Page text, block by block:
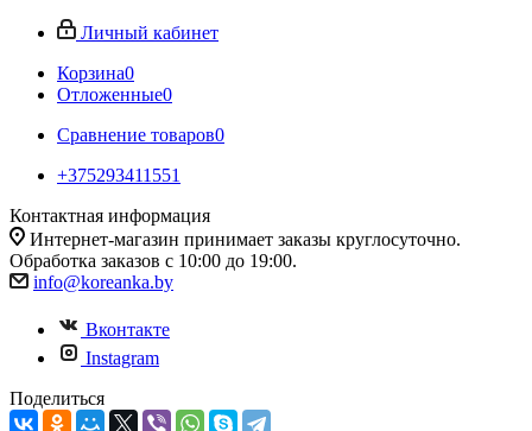
Личный кабинет
Корзина0
Отложенные0
Сравнение товаров0
+375293411551
Контактная информация
Интернет-магазин принимает заказы круглосуточно.
Обработка заказов с 10:00 до 19:00.
info@koreanka.by
Вконтакте
Instagram
Поделиться